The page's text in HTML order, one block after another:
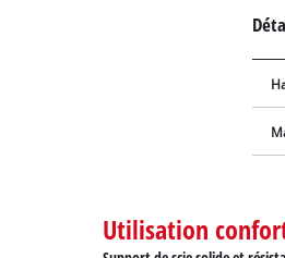
Utilisation